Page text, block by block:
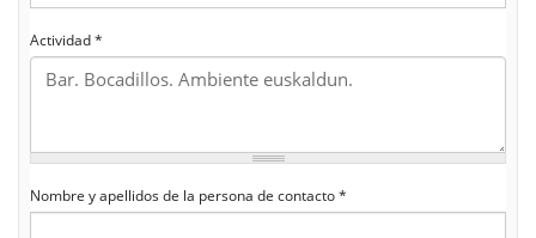
Actividad*
Nombre y apellidos de la persona de contacto*